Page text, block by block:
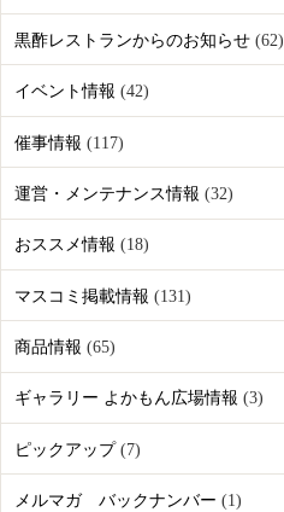
黒酢レストランからのお知らせ(62)
イベント情報 (42)
催事情報 (117)
運営・メンテナンス情報 (32)
おススメ情報 (18)
マスコミ掲載情報 (131)
商品情報 (65)
ギャラリー よかもん広場情報 (3)
ピックアップ(7)
メルマガ バックナンバー (1)